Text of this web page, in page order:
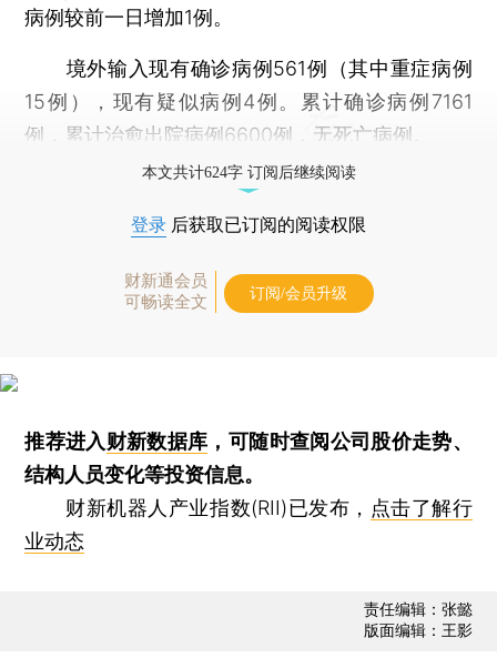
病例较前一日增加1例。
境外输入现有确诊病例561例（其中重症病例
15例），现有疑似病例4例。累计确诊病例7161
例，累计治愈出院病例6600例，无死亡病例。
本文共计624字 订阅后继续阅读
登录 后获取已订阅的阅读权限
财新通会员
可畅读全文
订阅/会员升级
推荐进入财新数据库 ，可随时查阅公司股价走势、
结构人员变化等投资信息。
财新机器人产业指数(RII)已发布， 点击了解行
业动态
责任编辑：张懿
版面编辑：王影